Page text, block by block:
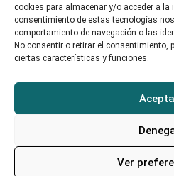
cookies para almacenar y/o acceder a la
consentimiento de estas tecnologías
comportamiento de navegación o las
No consentir o retirar el consentimiento,
ciertas características y funciones.
Ver
¿Cómo publicar un anuncio?
Contacto
soporte@alojamientounican.es
Alojamiento Universidad de Cantabria